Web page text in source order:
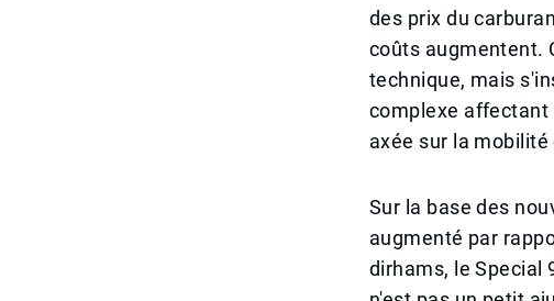
des prix du
coûts augmentent.
technique, mais
complexe affectant
axée sur la mobilité
Sur la base des
augmenté par
dirhams, le Special